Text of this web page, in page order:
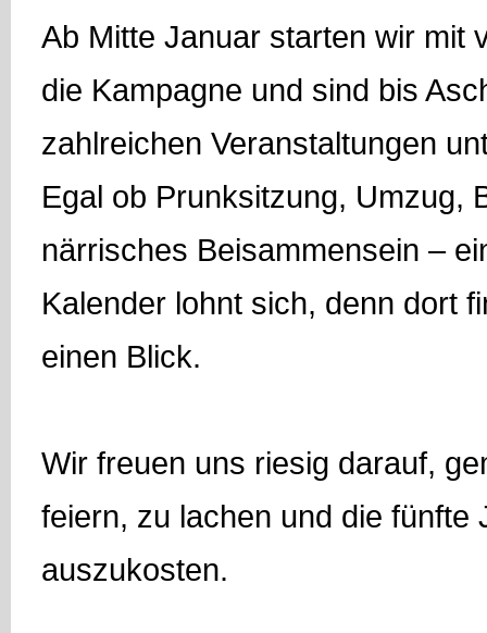
Ab Mitte Januar starten wir mit
die Kampagne und sind bis
zahlreichen Veranstaltungen
Egal ob Prunksitzung, Umzug,
närrisches Beisammensein –
Kalender lohnt sich, denn dort
einen Blick.
Wir freuen uns riesig darauf,
feiern, zu lachen und die fünfte
auszukosten.